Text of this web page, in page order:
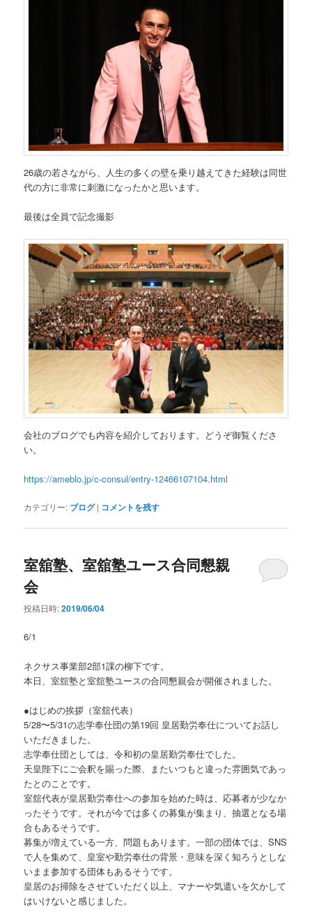
26歳の若さながら、人生の多くの壁を乗り越えてきた経験は同世
代の方に非常に刺激になったかと思います。
最後は全員で記念撮影
会社のブログでも内容を紹介しております。どうぞ御覧くださ
い。
https://ameblo.jp/c-consul/entry-12466107104.html
カテゴリー: ブログ | コメントを残す
室舘塾、室舘塾ユース合同懇親
会
投稿日時:2019/06/04
6/1
ネクサス事業部2部1課の柳下です。
本日、室舘塾と室舘塾ユースの合同懇親会が開催されました。
●はじめの挨拶（室舘代表）
5/28〜5/31の志学奉仕団の第19回 皇居勤労奉仕についてお話し
いただきました。
志学奉仕団としては、令和初の皇居勤労奉仕でした。
天皇陛下にご会釈を賜った際、またいつもと違った雰囲気であっ
たとのことです。
室舘代表が皇居勤労奉仕への参加を始めた時は、応募者が少なか
ったそうです。それが今では多くの募集が集まり、抽選となる場
合もあるそうです。
募集が増えている一方、問題もあります。一部の団体では、SNS
で人を集めて、皇室や勤労奉仕の背景・意味を深く知ろうとしな
いまま参加する団体もあるそうです。
皇居のお掃除をさせていただく以上、マナーや気遣いを欠かして
はいけないと感じました。